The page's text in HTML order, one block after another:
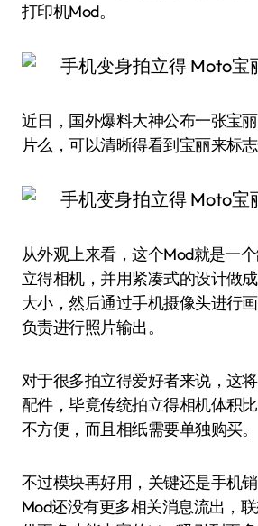
打印机Mod。
近日，国外爆料大神公布一张宝
片么，可以清晰得看到宝丽来标志
从外观上来看，这个Mod就是一
立得相机，并用紧凑式的设计做
大小，然后通过手机摄像头进行
负责进行照片输出。
对于很多拍立得爱好者来说，这
配件，毕竟传统拍立得相机体积
不方便，而且相纸需要单独购买。
不过模块再好用，关键还是手机
Mod还没有更多相关消息流出，